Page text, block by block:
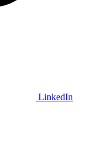
LinkedIn